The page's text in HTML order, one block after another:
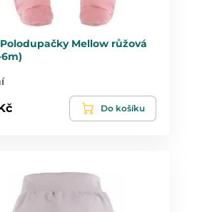
Polodupačky Mellow růžová
6m)
Do košíku